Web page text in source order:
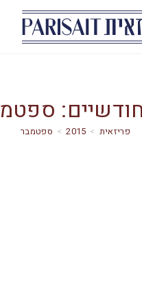
ספטמבר
>
2015
> ספטמבר